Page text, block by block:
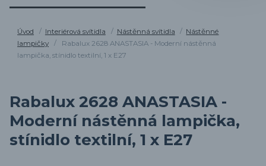
Úvod Interiérová svítidla Nástěnná svítidla
Nástěnné
lampičky
Rabalux 2628 ANASTASIA - Moderní nástěnná
lampička, stínidlo textilní, 1 x E27
Rabalux 2628 ANASTASIA -
Moderní nástěnná lampička,
stínidlo textilní, 1 x E27